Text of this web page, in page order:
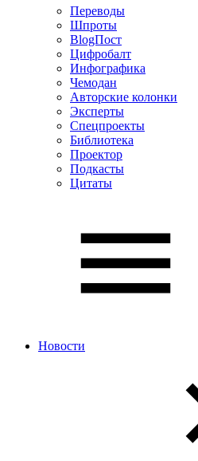
Переводы
Шпроты
BlogПост
Цифробалт
Инфографика
Чемодан
Авторские колонки
Эксперты
Спецпроекты
Библиотека
Проектор
Подкасты
Цитаты
Новости